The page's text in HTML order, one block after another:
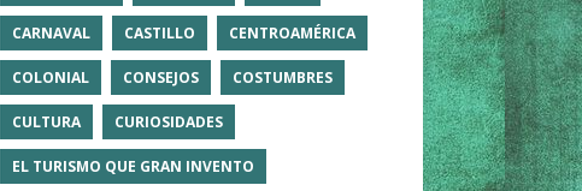
CARNAVAL CASTILLO CENTROAMÉRICA
COLONIAL CONSEJOS COSTUMBRES
CULTURA CURIOSIDADES
EL TURISMO QUE GRAN INVENTO